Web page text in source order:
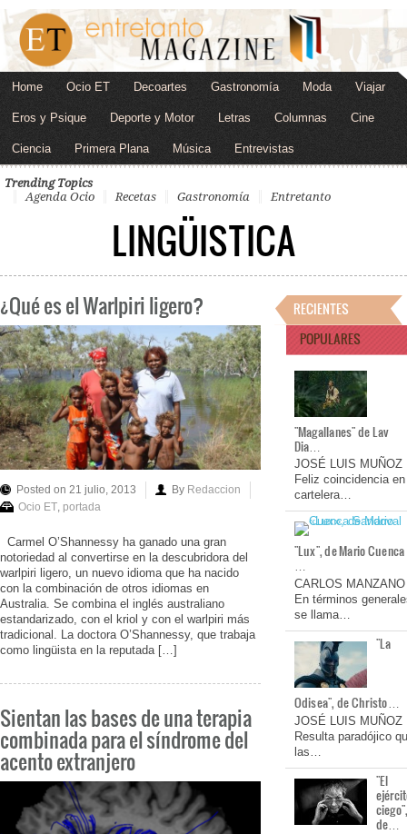
Home Ocio ET Decoartes Gastronomía Moda Viajar
Eros y Psique Deporte y Motor Letras Columnas Cine
Ciencia Primera Plana Música Entrevistas
Trending Topics
Agenda Ocio
Recetas Gastronomía Entretanto
LINGÜISTICA
¿Qué es el Warlpiri ligero?
Posted on 21 julio, 2013 By Redaccion
Ocio ET, portada
Carmel O’Shannessy ha ganado una gran
notoriedad al convertirse en la descubridora del
warlpiri ligero, un nuevo idioma que ha nacido
con la combinación de otros idiomas en
Australia. Se combina el inglés australiano
estandarizado, con el kriol y con el warlpiri más
tradicional. La doctora O’Shannessy, que trabaja
como lingüista en la reputada […]
Sientan las bases de una terapia
combinada para el síndrome del
acento extranjero
RECIENTES
POPULARES
"Magallanes" de Lav
Dia…
JOSÉ LUIS MUÑOZ
Feliz coincidencia en
cartelera…
"Lux", de Mario Cuenca
…
CARLOS MANZANO
En términos
se llama…
"La
Odisea", de Christo…
JOSÉ LUIS MUÑOZ
Resulta paradójico
las…
"El
de…